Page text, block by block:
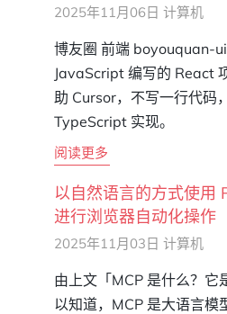
2025年11月06日 计算机
博友圈 前端 boyouquan-
JavaScript 编写的 React
助 Cursor，不写一行代码
TypeScript 实现。
阅读更多
以自然语言的方式使用
进行浏览器自动化操作
2025年11月03日 计算机
由上文「MCP 是什么？它
以知道，MCP 是大语言模